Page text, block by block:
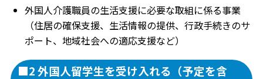
外国人介護職員の生活支援に必要な取組に係る事業
（住居の確保支援、生活情報の提供、行政手続きのサ
ポート、地域社会への適応支援など）
■2 外国人留学生を受け入れる（予定を含